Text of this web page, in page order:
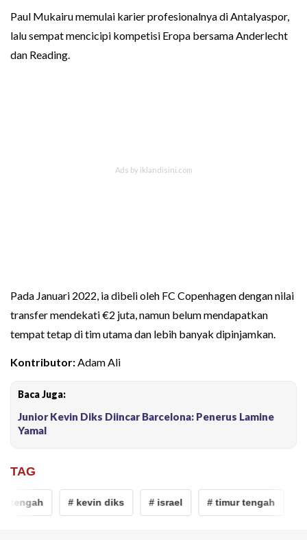
Paul Mukairu memulai karier profesionalnya di Antalyaspor,
lalu sempat mencicipi kompetisi Eropa bersama Anderlecht
dan Reading.
Pada Januari 2022, ia dibeli oleh FC Copenhagen dengan nilai
transfer mendekati €2 juta, namun belum mendapatkan
tempat tetap di tim utama dan lebih banyak dipinjamkan.
Kontributor:Adam Ali
Baca Juga:
Junior Kevin Diks Diincar Barcelona: Penerus Lamine
Yamal
TAG
tengah # kevin diks # israel # timur tengah